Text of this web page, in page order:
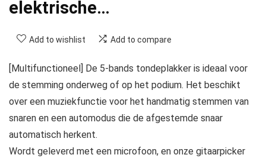
elektrische…
Add to wishlist Add to compare
[Multifunctioneel] De 5-bands tondeplakker is ideaal voor
de stemming onderweg of op het podium. Het beschikt
over een muziekfunctie voor het handmatig stemmen van
snaren en een automodus die de afgestemde snaar
automatisch herkent.
Wordt geleverd met een microfoon, en onze gitaarpicker